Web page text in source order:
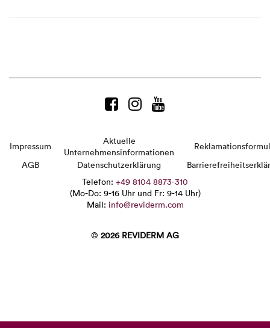
© 2026 REVIDERM AG
Impressum
Aktuelle
Unternehmensinformationen
AGB
Datenschutzerklärung
Telefon: +49 8104 8873-310
(Mo-Do: 9-16 Uhr und Fr: 9-14 Uhr)
Mail: info@reviderm.com